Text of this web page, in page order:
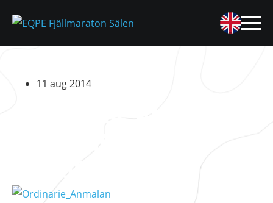
11 aug 2014